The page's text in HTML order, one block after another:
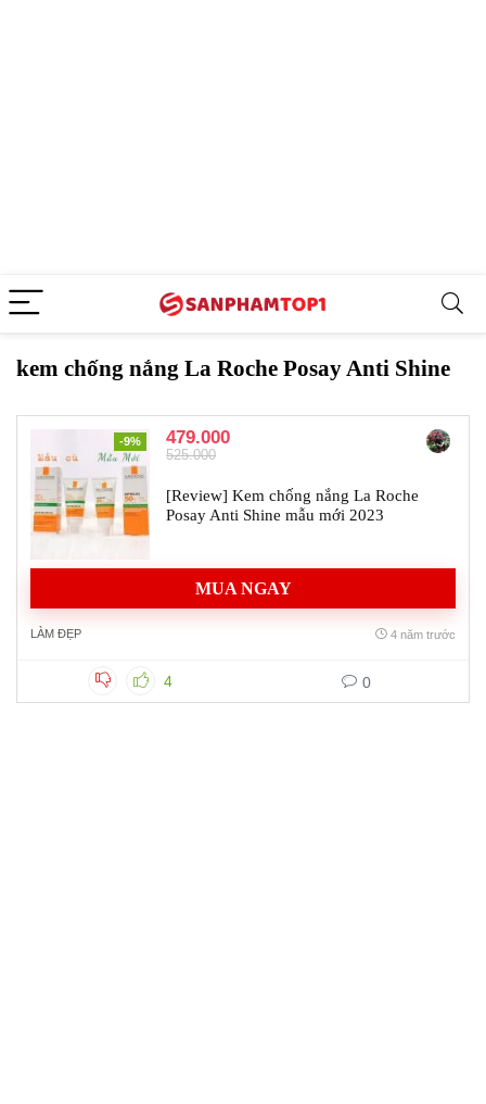
kem chống nắng La Roche Posay Anti Shine
-9% 479.000
525.000
[Review] Kem chống nắng La Roche
Posay Anti Shine mẫu mới 2023
MUA NGAY
LÀM ĐẸP 4 năm trước
4 0